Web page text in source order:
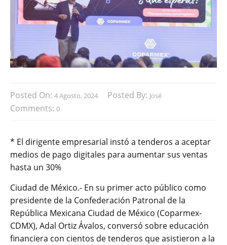
Posted On: 4 Agosto, 2024 Posted By: José
Comments: 0
* El dirigente empresarial instó a tenderos a aceptar
medios de pago digitales para aumentar sus ventas
hasta un 30%
Ciudad de México.- En su primer acto público como
presidente de la Confederación Patronal de la
República Mexicana Ciudad de México (Coparmex-
CDMX), Adal Ortiz Ávalos, conversó sobre educación
financiera con cientos de tenderos que asistieron a la